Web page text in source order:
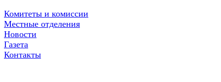
Комитеты и комиссии
Местные отделения
Новости
Газета
Контакты